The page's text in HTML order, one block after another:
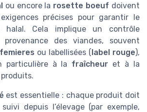
ou encore la rosette boeuf doivent
précises pour garantir le
Cela implique un contrôle
des viandes, souvent
femieres ou labellisées (label rouge),
particulière à la fraîcheur et à la
produits.
est essentielle : chaque produit doit
depuis l’élevage (par exemple,